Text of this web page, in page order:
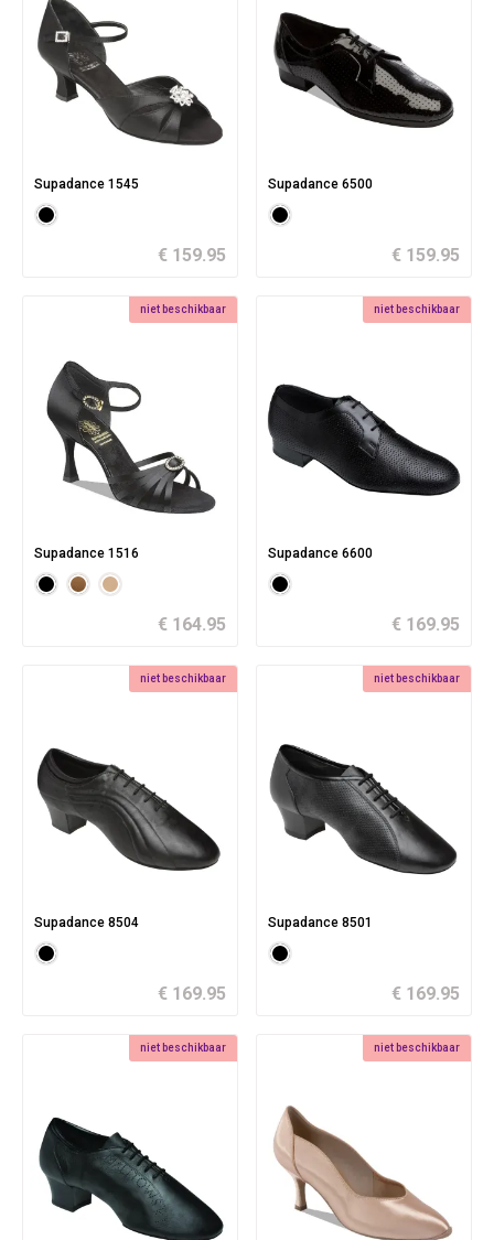
Supadance 1545
€ 159.95
Supadance 6500
€ 159.95
niet beschikbaar
Supadance 1516
€ 164.95
niet beschikbaar
Supadance 6600
€ 169.95
niet beschikbaar
Supadance 8504
€ 169.95
niet beschikbaar
Supadance 8501
€ 169.95
niet beschikbaar niet beschikbaar